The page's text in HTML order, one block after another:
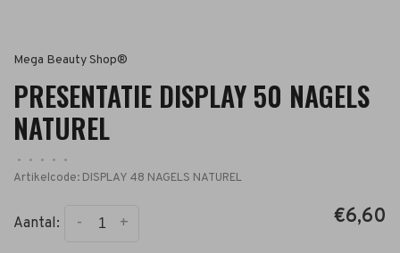
Mega Beauty Shop®
PRESENTATIE DISPLAY 50 NAGELS
NATUREL
• • • •
•
Artikelcode: DISPLAY 48 NAGELS NATUREL
Aantal: +
- €6,60